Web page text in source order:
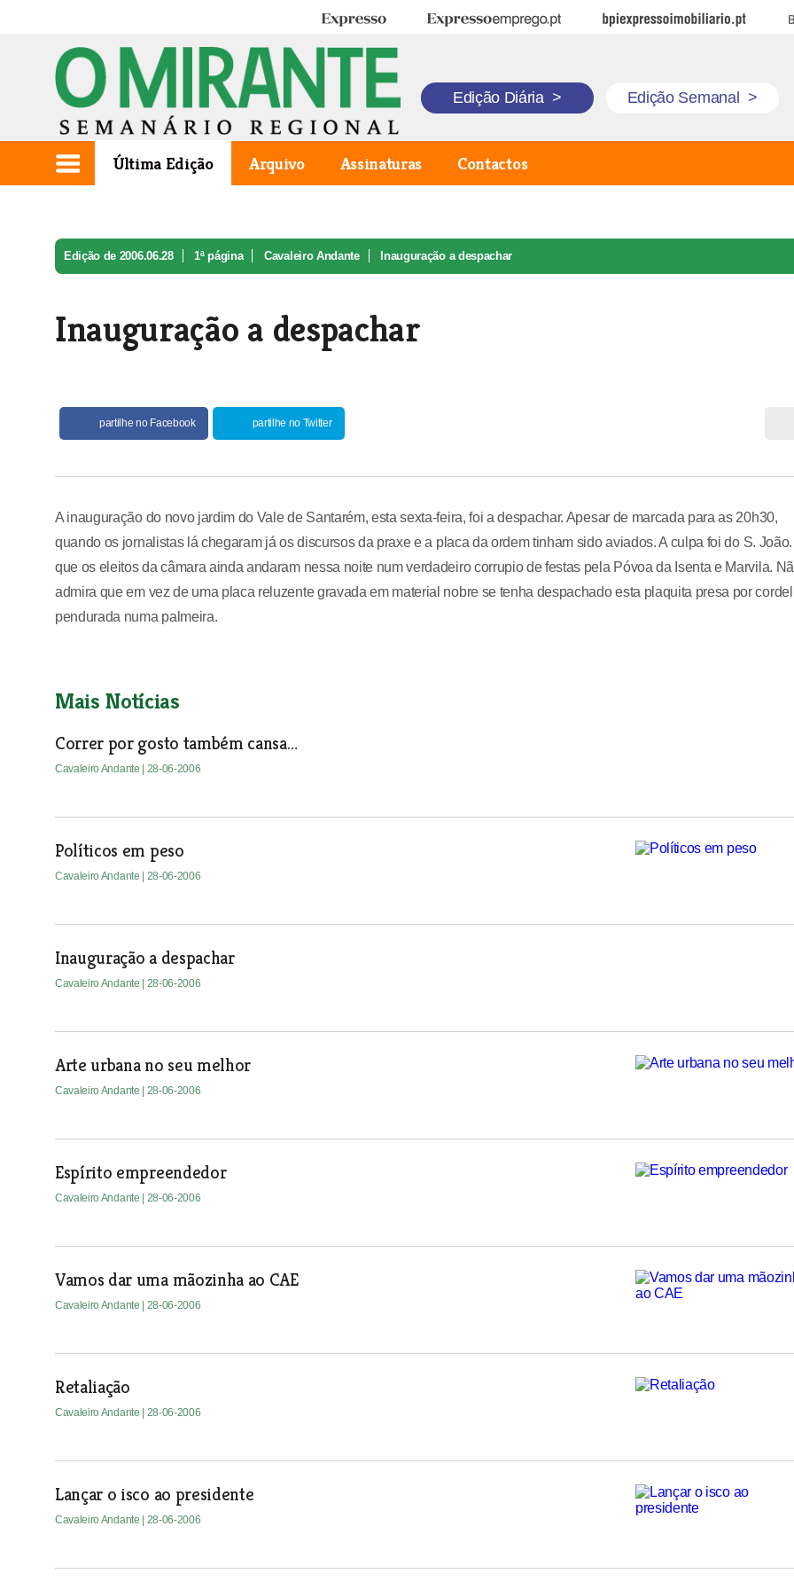
Expresso Expresso Emprego BPI Expresso Imobiliário
Edição Diária > Edição Semanal >
Última Edição Arquivo Assinaturas Contactos
Edição de 2006.06.28 1ª página Cavaleiro Andante Inauguração a despachar
Inauguração a despachar
partilhe no Facebook partilhe no Twitter
A inauguração do novo jardim do Vale de Santarém, esta sexta-feira, foi a despachar. Apesar de marcada para as 20h30,
quando os jornalistas lá chegaram já os discursos da praxe e a placa da ordem tinham sido aviados. A culpa foi do S.
que os eleitos da câmara ainda andaram nessa noite num verdadeiro corrupio de festas pela Póvoa da Isenta e Marvila.
admira que em vez de uma placa reluzente gravada em material nobre se tenha despachado esta plaquita presa por cordel
pendurada numa palmeira.
Mais Notícias
Correr por gosto também cansa…
Cavaleiro Andante | 28-06-2006
Políticos em peso
Cavaleiro Andante | 28-06-2006
Inauguração a despachar
Cavaleiro Andante | 28-06-2006
Arte urbana no seu melhor
Cavaleiro Andante | 28-06-2006
Espírito empreendedor
Cavaleiro Andante | 28-06-2006
Vamos dar uma mãozinha ao CAE
Cavaleiro Andante | 28-06-2006
Retaliação
Cavaleiro Andante | 28-06-2006
Lançar o isco ao presidente
Cavaleiro Andante | 28-06-2006